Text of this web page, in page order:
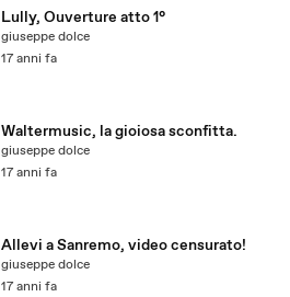
Lully, Ouverture atto 1°
giuseppe dolce
17 anni fa
Waltermusic, la gioiosa sconfitta.
giuseppe dolce
17 anni fa
Allevi a Sanremo, video censurato!
giuseppe dolce
17 anni fa